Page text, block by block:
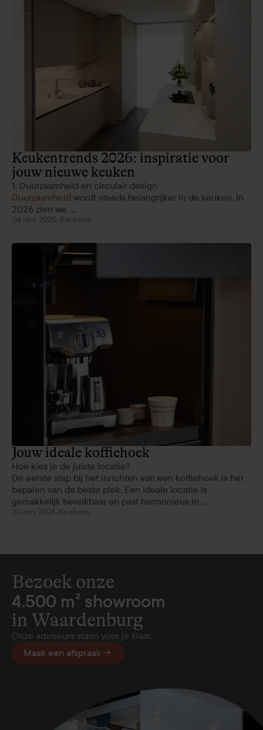
Keukentrends 2026: inspiratie voor
jouw nieuwe keuken
1. Duurzaamheid en circulair design
Duurzaamheid wordt steeds belangrijker in de keuken. In
2026 zien we ...
04 dec 2025- Keukens
Jouw ideale koffiehoek
Hoe kies je de juiste locatie?
De eerste stap bij het inrichten van een koffiehoek is het
bepalen van de beste plek. Een ideale locatie is
gemakkelijk bereikbaar en past harmonieus in ...
30 nov 2024- Keukens
Bezoek onze
4.500 m² showroom
in Waardenburg
Onze adviseurs staan voor je klaar.
Maak een afspraak